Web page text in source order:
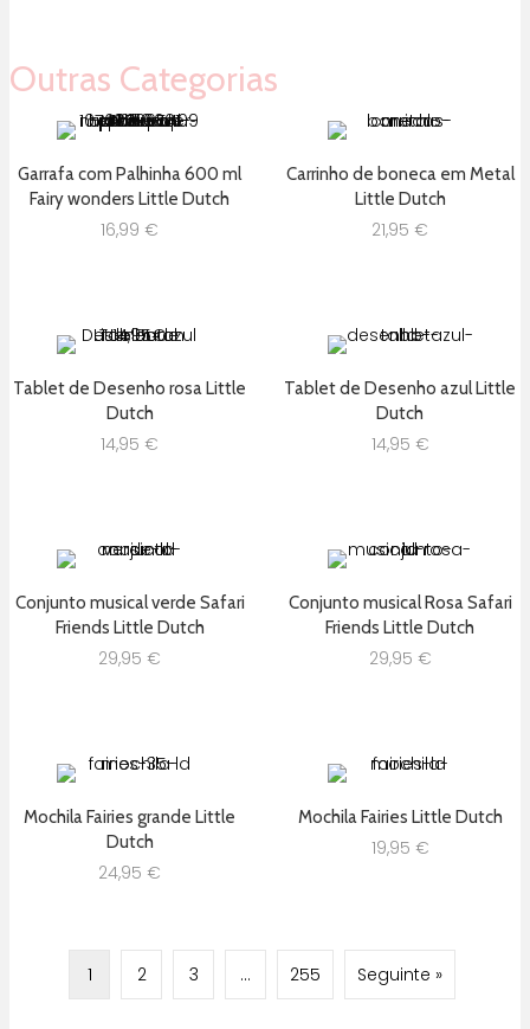
Outras Categorias
Garrafa com Palhinha 600 ml
Fairy wonders Little Dutch
16,99 €
Carrinho de boneca em Metal
Little Dutch
21,95 €
Tablet de Desenho rosa Little
Dutch
14,95 €
Tablet de Desenho azul Little
Dutch
14,95 €
Conjunto musical verde Safari
Friends Little Dutch
29,95 €
Conjunto musical Rosa Safari
Friends Little Dutch
29,95 €
Mochila Fairies grande Little
Dutch
24,95 €
Mochila Fairies Little Dutch
19,95 €
1 2 3 … 255 Seguinte »